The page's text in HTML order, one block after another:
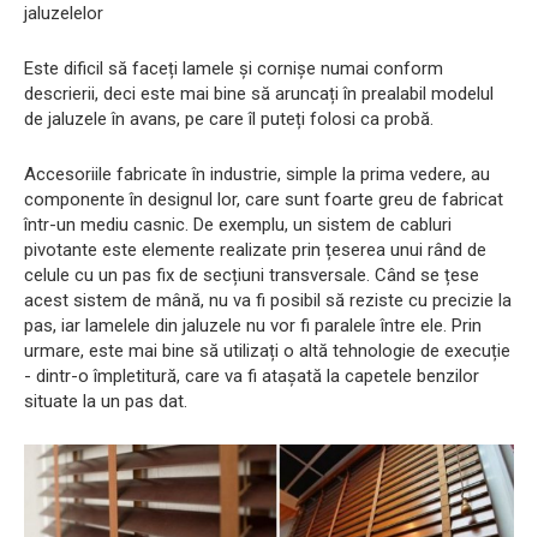
jaluzelelor
Este dificil să faceți lamele și cornișe numai conform
descrierii, deci este mai bine să aruncați în prealabil modelul
de jaluzele în avans, pe care îl puteți folosi ca probă.
Accesoriile fabricate în industrie, simple la prima vedere, au
componente în designul lor, care sunt foarte greu de fabricat
într-un mediu casnic. De exemplu, un sistem de cabluri
pivotante este elemente realizate prin țeserea unui rând de
celule cu un pas fix de secțiuni transversale. Când se țese
acest sistem de mână, nu va fi posibil să reziste cu precizie la
pas, iar lamelele din jaluzele nu vor fi paralele între ele. Prin
urmare, este mai bine să utilizați o altă tehnologie de execuție
- dintr-o împletitură, care va fi atașată la capetele benzilor
situate la un pas dat.